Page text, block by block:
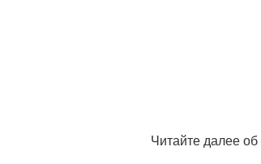
Читайте далее